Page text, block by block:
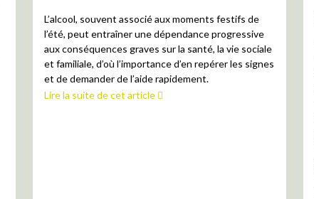
L’alcool, souvent associé aux moments festifs de
l’été, peut entraîner une dépendance progressive
aux conséquences graves sur la santé, la vie sociale
et familiale, d’où l’importance d’en repérer les signes
et de demander de l’aide rapidement.
Lire la suite de cet article